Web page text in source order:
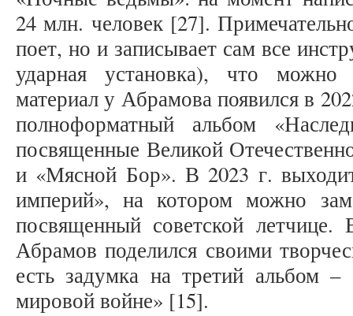
24 млн. человек [27].
поет, но и записывает сам все
ударная установка), что
материал у Абрамова появился в
полноформатный альбом
посвященные Великой
и «Мясной Бор». В 2023 г.
империй», на котором можно
посвященный советской
Абрамов поделился своими
есть задумка на третий альбом
мировой войне» [15].